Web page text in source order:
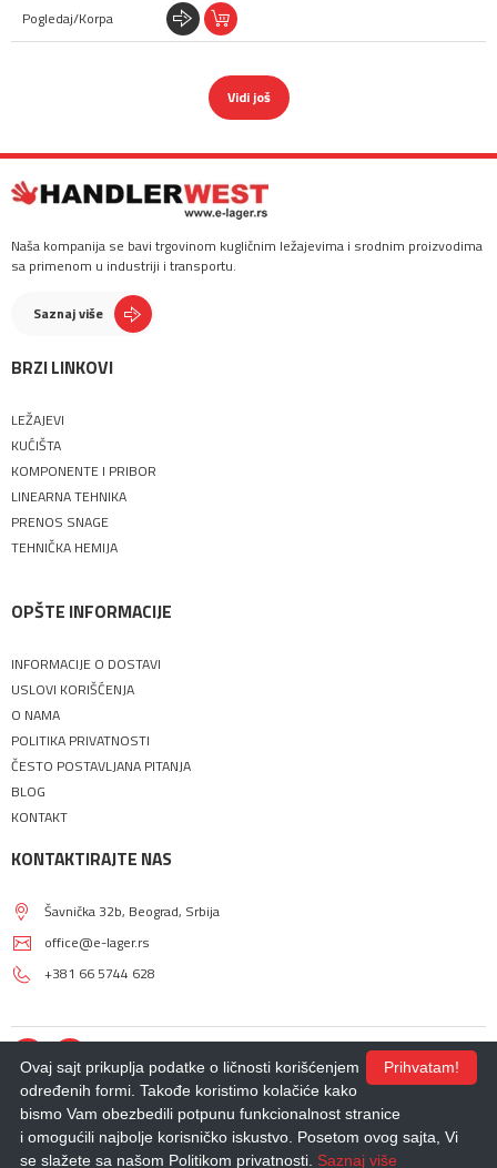
Vidi još
Naša kompanija se bavi trgovinom kugličnim ležajevima i srodnim proizvodima
sa primenom u industriji i transportu.
Saznaj više
BRZI LINKOVI
LEŽAJEVI
KUĆIŠTA
KOMPONENTE I PRIBOR
LINEARNA TEHNIKA
PRENOS SNAGE
TEHNIČKA HEMIJA
OPŠTE INFORMACIJE
INFORMACIJE O DOSTAVI
USLOVI KORIŠĆENJA
O NAMA
POLITIKA PRIVATNOSTI
ČESTO POSTAVLJANA PITANJA
BLOG
KONTAKT
KONTAKTIRAJTE NAS
Šavnička 32b, Beograd, Srbija
office@e-lager.rs
+381 66 5744 628
© 2018 - 2026 |E-LAGER. Sva prava zadržana.
Izdrada Internet prodavnice,Izrada sajta,Izrada mobilnih aplikacijaiSEO
optimizacija sajta - *nbgteam.com
Prihvatam!
Ovaj sajt prikuplja podatke o ličnosti korišćenjem
određenih formi. Takođe koristimo kolačiće kako
bismo Vam obezbedili potpunu funkcionalnost stranice
i omogućili najbolje korisničko iskustvo. Posetom ovog sajta, Vi
se slažete sa našom Politikom privatnosti. Saznaj više